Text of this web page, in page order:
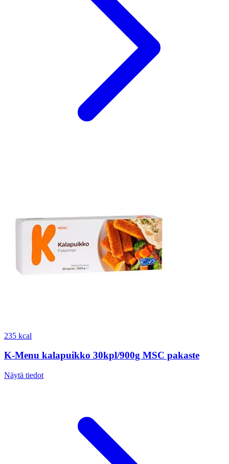
235 kcal
K-Menu kalapuikko 30kpl/900g MSC pakaste
Näytä tiedot